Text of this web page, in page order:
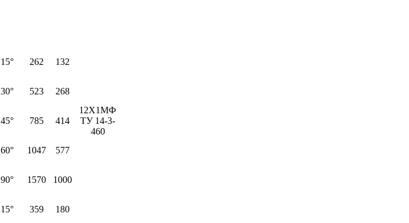
15° 262 132
12Х1МФ
ТУ 14-3-
460
30° 523 268
45° 785 414
60° 1047 577
90° 1570 1000
15° 359 180